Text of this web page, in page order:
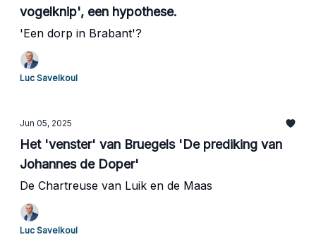
vogelknip', een hypothese.
'Een dorp in Brabant'?
Luc Savelkoul
Jun 05, 2025
Het 'venster' van Bruegels 'De prediking van
Johannes de Doper'
De Chartreuse van Luik en de Maas
Luc Savelkoul